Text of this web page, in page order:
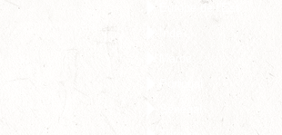
Europe de l'Est
Inde
Portugal